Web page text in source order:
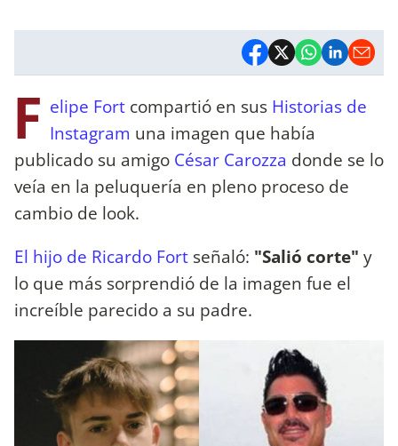
F elipe Fort compartió en sus Historias de
Instagram una imagen que había
publicado su amigo César Carozza donde se lo
veía en la peluquería en pleno proceso de
cambio de look.
El hijo de Ricardo Fort señaló: "Salió corte" y
lo que más sorprendió de la imagen fue el
increíble parecido a su padre.